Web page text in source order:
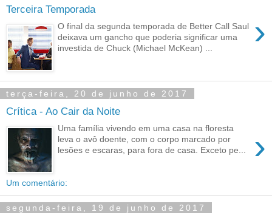
Terceira Temporada
›
O final da segunda temporada de Better Call Saul
deixava um gancho que poderia significar uma
investida de Chuck (Michael McKean) ...
terça-feira, 20 de junho de 2017
Crítica - Ao Cair da Noite
›
Uma família vivendo em uma casa na floresta
leva o avô doente, com o corpo marcado por
lesões e escaras, para fora de casa. Exceto pe...
Um comentário:
segunda-feira, 19 de junho de 2017